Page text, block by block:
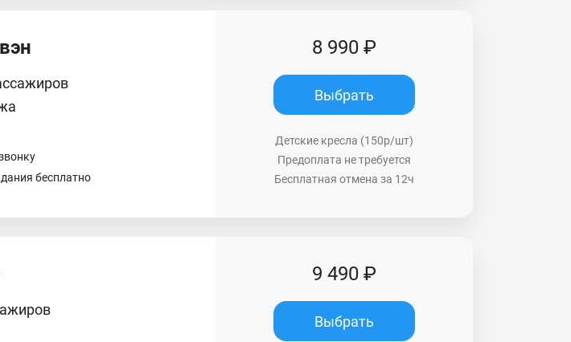
бесплатно
8 990 ₽
Выбрать
Детские кресла (150р/шт)
Предоплата не требуется
Бесплатная отмена за 12ч
9 490 ₽
Выбрать